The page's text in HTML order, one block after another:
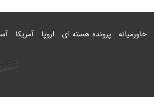
خاورمیانه پرونده هسته ای اروپا آمریکا